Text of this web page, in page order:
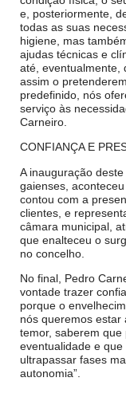
e, posteriormente,
todas as suas
higiene, mas
ajudas técnicas e
até, eventualmente,
assim o
predefinido, nós
serviço às
Carneiro.
CONFIANÇA E
A inauguração
gaienses,
contou com a
clientes, e
câmara municipal,
que enalteceu o
no concelho.
No final, Pedro
vontade trazer
porque o
nós queremos estar
temor, saberem
eventualidade e
ultrapassar fases
autonomia”.